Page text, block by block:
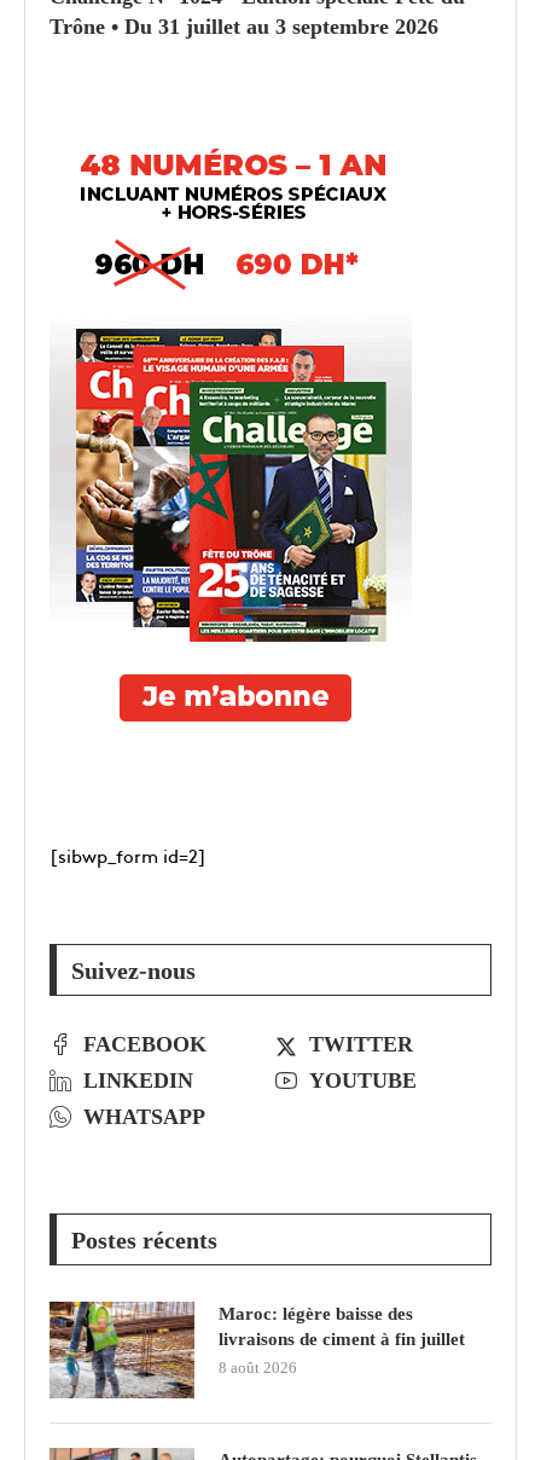
Trône • Du 31 juillet au 3 septembre 2026
[sibwp_form id=2]
Suivez-nous
FACEBOOK
TWITTER
LINKEDIN
YOUTUBE
WHATSAPP
Postes récents
Maroc: légère baisse des
livraisons de ciment à fin juillet
8 août 2026